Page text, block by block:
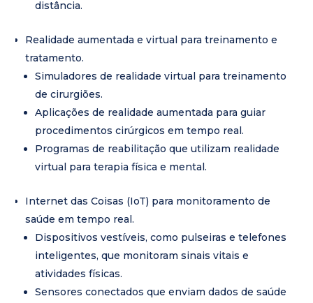
distância.
Realidade aumentada e virtual para treinamento e
tratamento.
Simuladores de realidade virtual para treinamento
de cirurgiões.
Aplicações de realidade aumentada para guiar
procedimentos cirúrgicos em tempo real.
Programas de reabilitação que utilizam realidade
virtual para terapia física e mental.
Internet das Coisas (IoT) para monitoramento de
saúde em tempo real.
Dispositivos vestíveis, como pulseiras e telefones
inteligentes, que monitoram sinais vitais e
atividades físicas.
Sensores conectados que enviam dados de saúde